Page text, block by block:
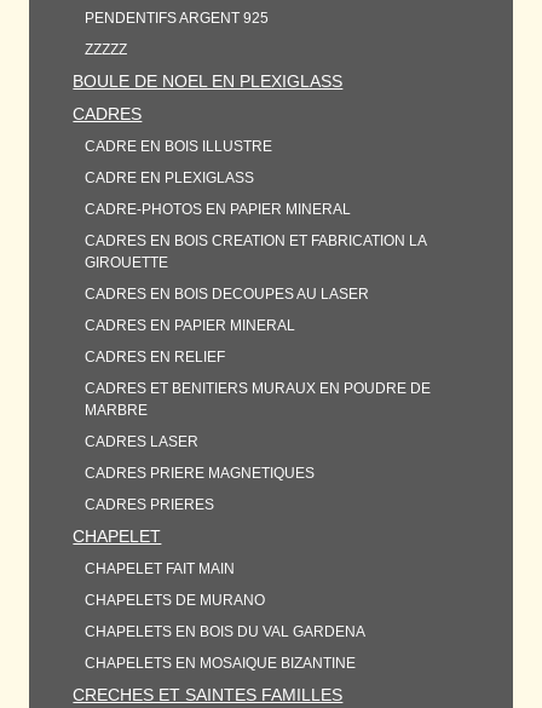
PENDENTIFS ARGENT 925
ZZZZZ
BOULE DE NOEL EN PLEXIGLASS
CADRES
CADRE EN BOIS ILLUSTRE
CADRE EN PLEXIGLASS
CADRE-PHOTOS EN PAPIER MINERAL
CADRES EN BOIS CREATION ET FABRICATION LA
GIROUETTE
CADRES EN BOIS DECOUPES AU LASER
CADRES EN PAPIER MINERAL
CADRES EN RELIEF
CADRES ET BENITIERS MURAUX EN POUDRE DE
MARBRE
CADRES LASER
CADRES PRIERE MAGNETIQUES
CADRES PRIERES
CHAPELET
CHAPELET FAIT MAIN
CHAPELETS DE MURANO
CHAPELETS EN BOIS DU VAL GARDENA
CHAPELETS EN MOSAIQUE BIZANTINE
CRECHES ET SAINTES FAMILLES